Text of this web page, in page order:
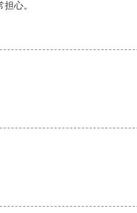
心。